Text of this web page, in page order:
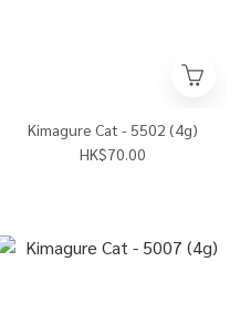
Kimagure Cat - 5502 (4g)
HK$70.00